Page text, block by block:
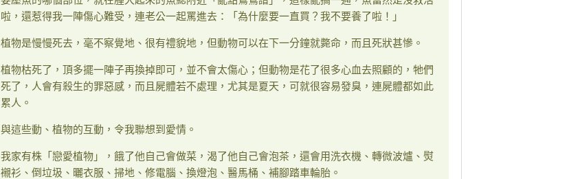
啦，還惹得我一陣傷心難受，連老公一起罵進去：「為什麼要一直買？我不要養了啦！」
植物是慢慢死去，毫不察覺地、很有禮貌地，但動物可以在下一分鐘就斃命，而且死狀甚慘。
植物枯死了，頂多擺一陣子再換掉即可，並不會太傷心；但動物是花了很多心血去照顧的，牠們
死了，人會有殺生的罪惡感，而且屍體若不處理，尤其是夏天，可就很容易發臭，連屍體都如此
累人。
與這些動、植物的互動，令我聯想到愛情。
我家有株「戀愛植物」，餓了他自己會做菜，渴了他自己會泡茶，還會用洗衣機、轉微波爐、熨
襯衫、倒垃圾、曬衣服、掃地、修電腦、換燈泡、醫馬桶、補腳踏車輪胎。